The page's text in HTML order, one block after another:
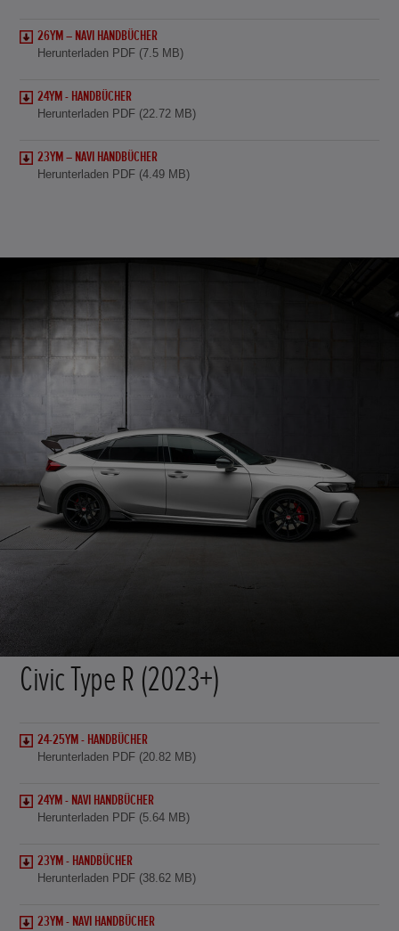
26YM – NAVI HANDBÜCHER
Herunterladen PDF (7.5 MB)
24YM - HANDBÜCHER
Herunterladen PDF (22.72 MB)
23YM – NAVI HANDBÜCHER
Herunterladen PDF (4.49 MB)
Civic Type R (2023+)
24-25YM - HANDBÜCHER
Herunterladen PDF (20.82 MB)
24YM - NAVI HANDBÜCHER
Herunterladen PDF (5.64 MB)
23YM - HANDBÜCHER
Herunterladen PDF (38.62 MB)
23YM - NAVI HANDBÜCHER